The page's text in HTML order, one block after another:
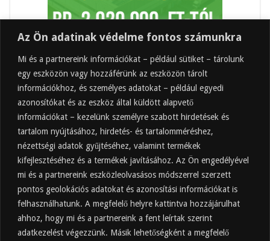
Az Ön adatinak védelme fontos számunkra
Mi és a partnereink információkat – például sütiket – tárolunk
egy eszközön vagy hozzáférünk az eszközön tárolt
információkhoz, és személyes adatokat – például egyedi
azonosítókat és az eszköz által küldött alapvető
információkat – kezelünk személyre szabott hirdetések és
tartalom nyújtásához, hirdetés- és tartalomméréshez,
nézettségi adatok gyűjtéséhez, valamint termékek
kifejlesztéséhez és a termékek javításához. Az Ön engedélyével
mi és a partnereink eszközleolvasásos módszerrel szerzett
pontos geolokációs adatokat és azonosítási információkat is
felhasználhatunk. A megfelelő helyre kattintva hozzájárulhat
ahhoz, hogy mi és a partnereink a fent leírtak szerint
adatkezelést végezzünk. Másik lehetőségként a megfelelő
Felkapott
Almaecet mire jó? 21 gyakori felhasználási
terület
2025.10.31.
Almaecet fogyasztása: mikor, mennyit, mivel
hígítva?
2025.10.30.